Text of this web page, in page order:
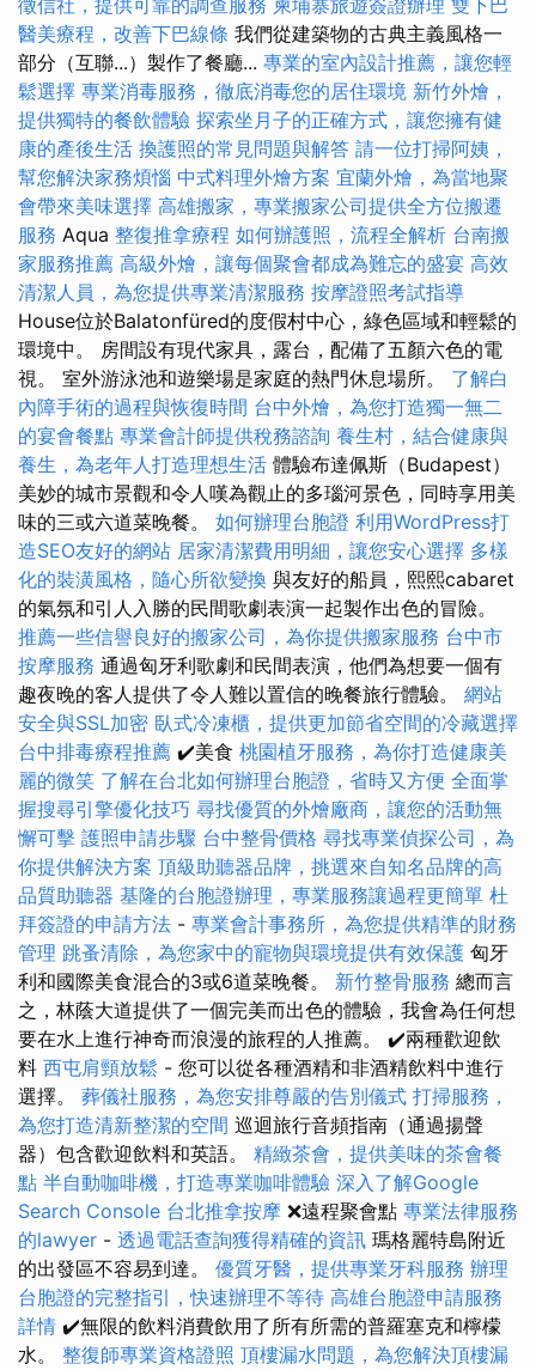
醫美療程，改善下巴線條 我們從建築物的古典主義風格一
部分（互聯...）製作了餐廳... 專業的室內設計推薦，讓您輕
鬆選擇 專業消毒服務，徹底消毒您的居住環境 新竹外燴，
提供獨特的餐飲體驗 探索坐月子的正確方式，讓您擁有健
康的產後生活 換護照的常見問題與解答 請一位打掃阿姨，
幫您解決家務煩惱 中式料理外燴方案 宜蘭外燴，為當地聚
會帶來美味選擇 高雄搬家，專業搬家公司提供全方位搬遷
服務 Aqua 整復推拿療程 如何辦護照，流程全解析 台南搬
家服務推薦 高級外燴，讓每個聚會都成為難忘的盛宴 高效
清潔人員，為您提供專業清潔服務 按摩證照考試指導
House位於Balatonfüred的度假村中心，綠色區域和輕鬆的
環境中。 房間設有現代家具，露台，配備了五顏六色的電
視。 室外游泳池和遊樂場是家庭的熱門休息場所。 了解白
內障手術的過程與恢復時間 台中外燴，為您打造獨一無二
的宴會餐點 專業會計師提供稅務諮詢 養生村，結合健康與
養生，為老年人打造理想生活 體驗布達佩斯（Budapest）
美妙的城市景觀和令人嘆為觀止的多瑙河景色，同時享用美
味的三或六道菜晚餐。 如何辦理台胞證 利用WordPress打
造SEO友好的網站 居家清潔費用明細，讓您安心選擇 多樣
化的裝潢風格，隨心所欲變換 與友好的船員，熙熙cabaret
的氣氛和引人入勝的民間歌劇表演一起製作出色的冒險。
推薦一些信譽良好的搬家公司，為你提供搬家服務 台中市
按摩服務 通過匈牙利歌劇和民間表演，他們為想要一個有
趣夜晚的客人提供了令人難以置信的晚餐旅行體驗。 網站
安全與SSL加密 臥式冷凍櫃，提供更加節省空間的冷藏選擇
台中排毒療程推薦 ✔️美食 桃園植牙服務，為你打造健康美
麗的微笑 了解在台北如何辦理台胞證，省時又方便 全面掌
握搜尋引擎優化技巧 尋找優質的外燴廠商，讓您的活動無
懈可擊 護照申請步驟 台中整骨價格 尋找專業偵探公司，為
你提供解決方案 頂級助聽器品牌，挑選來自知名品牌的高
品質助聽器 基隆的台胞證辦理，專業服務讓過程更簡單 杜
拜簽證的申請方法 - 專業會計事務所，為您提供精準的財務
管理 跳蚤清除，為您家中的寵物與環境提供有效保護 匈牙
利和國際美食混合的3或6道菜晚餐。 新竹整骨服務 總而言
之，林蔭大道提供了一個完美而出色的體驗，我會為任何想
要在水上進行神奇而浪漫的旅程的人推薦。 ✔️兩種歡迎飲
料 西屯肩頸放鬆 - 您可以從各種酒精和非酒精飲料中進行
選擇。 葬儀社服務，為您安排尊嚴的告別儀式 打掃服務，
為您打造清新整潔的空間 巡迴旅行音頻指南（通過揚聲
器）包含歡迎飲料和英語。 精緻茶會，提供美味的茶會餐
點 半自動咖啡機，打造專業咖啡體驗 深入了解Google
Search Console 台北推拿按摩 ❌遠程聚會點 專業法律服務
的lawyer - 透過電話查詢獲得精確的資訊 瑪格麗特島附近
的出發區不容易到達。 優質牙醫，提供專業牙科服務 辦理
台胞證的完整指引，快速辦理不等待 高雄台胞證申請服務
詳情 ✔️無限的飲料消費飲用了所有所需的普羅塞克和檸檬
水。 整復師專業資格證照 頂樓漏水問題，為您解決頂樓漏